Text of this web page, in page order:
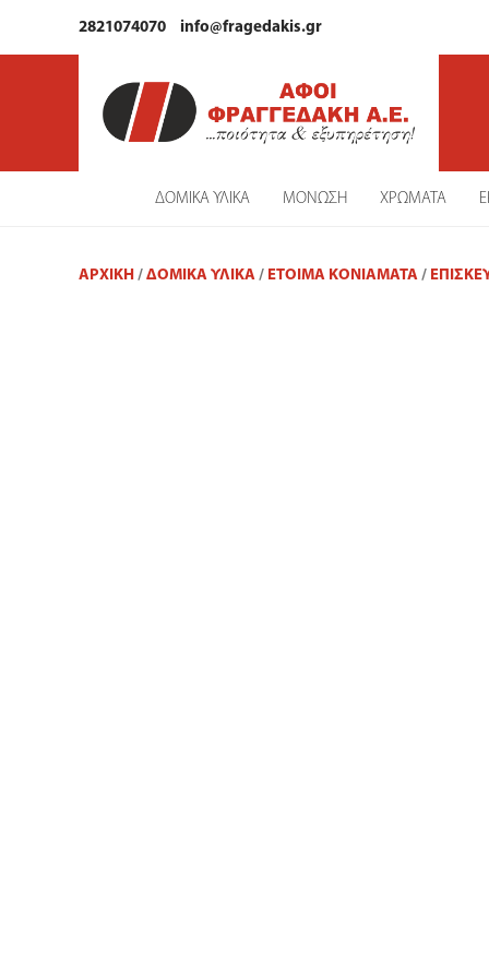
2821074070 info@fragedakis.gr
ΔΟΜΙΚΑ ΥΛΙΚΑ ΜΟΝΩΣΗ ΧΡΩΜΑΤΑ
ΑΡΧΙΚΉ / ΔΟΜΙΚΑ ΥΛΙΚΑ / ΈΤΟΙΜΑ ΚΟΝΙΆΜΑΤΑ /